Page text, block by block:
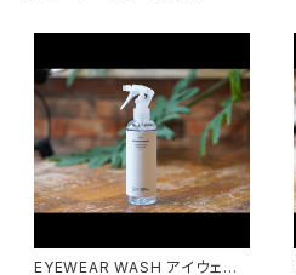
EYEWEAR WASH アイウェア